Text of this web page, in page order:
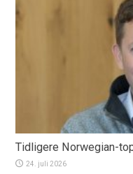
Tidligere Norwegian-
24. juli 2026